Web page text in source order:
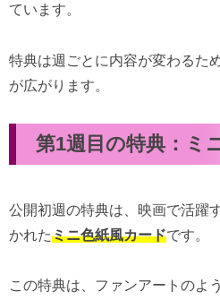
ています。
特典は週ごとに内容が変わるた
が広がります。
第1週目の特典：ミ
公開初週の特典は、映画で活躍
かれたミニ色紙風カードです。
この特典は、ファンアートのよ